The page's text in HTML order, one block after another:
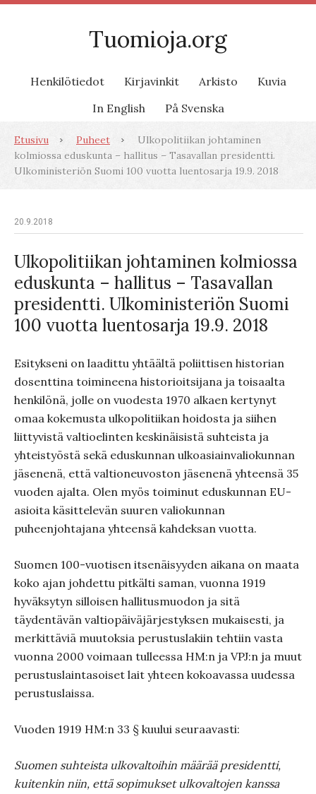
Tuomioja.org
Henkilötiedot Kirjavinkit Arkisto
Kuvia
In English
På Svenska
Etusivu Puheet
Ulkopolitiikan johtaminen
kolmiossa eduskunta – hallitus – Tasavallan presidentti.
Ulkoministeriön Suomi 100 vuotta luentosarja 19.9. 2018
20.9.2018
Ulkopolitiikan johtaminen kolmiossa
eduskunta – hallitus – Tasavallan
presidentti. Ulkoministeriön Suomi
100 vuotta luentosarja 19.9. 2018
Esitykseni on laadittu yhtäältä poliittisen historian
dosenttina toimineena historioitsijana ja toisaalta
henkilönä, jolle on vuodesta 1970 alkaen kertynyt
omaa kokemusta ulkopolitiikan hoidosta ja siihen
liittyvistä valtioelinten keskinäisistä suhteista ja
yhteistyöstä sekä eduskunnan ulkoasiainvaliokunnan
jäsenenä, että valtioneuvoston jäsenenä yhteensä 35
vuoden ajalta. Olen myös toiminut eduskunnan EU-
asioita käsittelevän suuren valiokunnan
puheenjohtajana yhteensä kahdeksan vuotta.
Suomen 100-vuotisen itsenäisyyden aikana on maata
koko ajan johdettu pitkälti saman, vuonna 1919
hyväksytyn silloisen hallitusmuodon ja sitä
täydentävän valtiopäiväjärjestyksen mukaisesti, ja
merkittäviä muutoksia perustuslakiin tehtiin vasta
vuonna 2000 voimaan tulleessa HM:n ja VPJ:n ja muut
perustuslaintasoiset lait yhteen kokoavassa uudessa
perustuslaissa.
Vuoden 1919 HM:n 33 § kuului seuraavasti:
Suomen suhteista ulkovaltoihin määrää presidentti,
kuitenkin niin, että sopimukset ulkovaltojen kanssa